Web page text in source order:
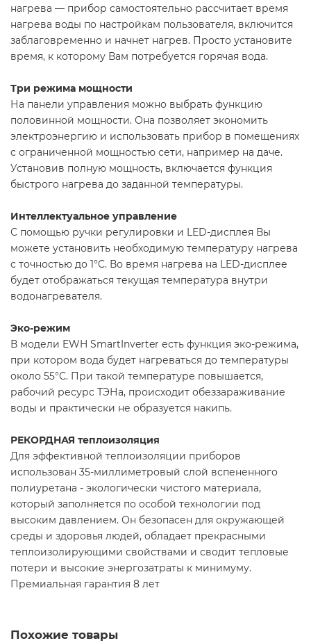
нагрева — прибор самостоятельно рассчитает время
нагрева воды по настройкам пользователя, включится
заблаговременно и начнет нагрев. Просто установите
время, к которому Вам потребуется горячая вода.
Три режима мощности
На панели управления можно выбрать функцию
половинной мощности. Она позволяет экономить
электроэнергию и использовать прибор в помещениях
с ограниченной мощностью сети, например на даче.
Установив полную мощность, включается функция
быстрого нагрева до заданной температуры.
Интеллектуальное управление
С помощью ручки регулировки и LED-дисплея Вы
можете установить необходимую температуру нагрева
с точностью до 1°C. Во время нагрева на LED-дисплее
будет отображаться текущая температура внутри
водонагревателя.
Эко-режим
В модели EWH SmartInverter есть функция эко-режима,
при котором вода будет нагреваться до температуры
около 55°С. При такой температуре повышается,
рабочий ресурс ТЭНа, происходит обеззараживание
воды и практически не образуется накипь.
РЕКОРДНАЯ теплоизоляция
Для эффективной теплоизоляции приборов
использован 35-миллиметровый слой вспененного
полиуретана - экологически чистого материала,
который заполняется по особой технологии под
высоким давлением. Он безопасен для окружающей
среды и здоровья людей, обладает прекрасными
теплоизолирующими свойствами и сводит тепловые
потери и высокие энергозатраты к минимуму.
Премиальная гарантия 8 лет
Похожие товары